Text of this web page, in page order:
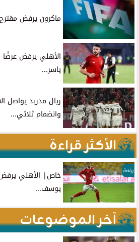
ماكرون يرفض
الأهلي يرفض
ياسر...
ريال مدريد يواصل
وانضمام ثلاثي...
الأكثر قراءة
رياضة
خاص| الأهلي
يوسف...
آخر الموضوعات